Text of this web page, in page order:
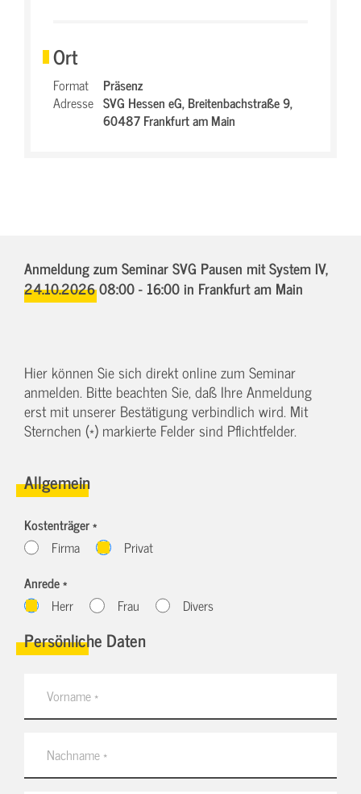
Ort
Format
Präsenz
Adresse SVG Hessen eG,Breitenbachstraße 9,
60487 Frankfurt am Main
Anmeldung zum Seminar SVG Pausen mit System IV,
24.10.2026 08:00 - 16:00in Frankfurt am Main
Hier können Sie sich direkt online zum Seminar
anmelden. Bitte beachten Sie, daß Ihre Anmeldung
erst mit unserer Bestätigung verbindlich wird. Mit
Sternchen (*) markierte Felder sind Pflichtfelder.
Allgemein
Kostenträger *
Firma
Privat
Anrede *
Herr
Frau Divers
Persönliche Daten